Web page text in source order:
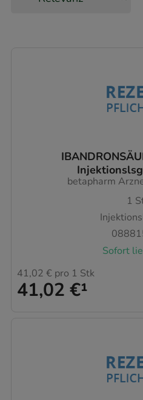
betapharm
1
Sofort
41,02 €¹
41,02 € pro 1 Stk